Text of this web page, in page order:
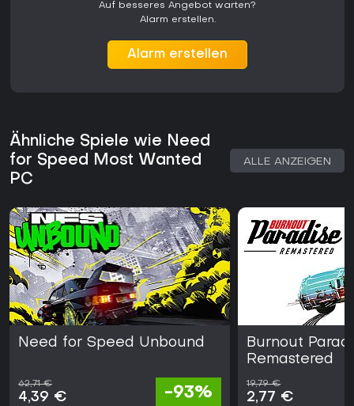
Auf besseres Angebot warten?
Alarm erstellen.
Alarm erstellen
Ähnliche Spiele wie Need
for Speed Most Wanted
PC
ALLE ANZEIGEN
Need for Speed Unbound
62,71 €
4,39 € -93%
Burnout
Remastered
19,79 €
2,77 €